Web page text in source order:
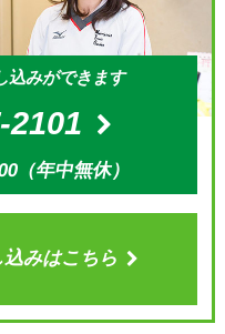
込みができます
2101
（年中無休）
みはこちら